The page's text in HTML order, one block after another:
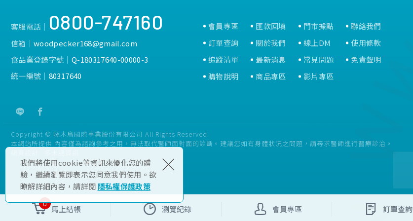
我們將使用cookie等資訊來優化您的體
驗，繼續瀏覽即表示您同意我們使用。欲
瞭解詳細內容，請詳閱 隱私權保護政策
×
客服電話│ 0800-747160
信箱│woodpecker168@gmail.com
食品業登錄字號│ Q-180317640-00000-3
統一編號│ 80317640
會員專區
訂單查詢
追蹤清單
購物說明
匯款回填
關於我們
最新消息
商品專區
門市據點
線上DM
常見問題
影片專區
聯絡我們
使用條款
免責聲明
Copyright © 啄木鳥國際事業股份有限公司 All Rights Reserved.
本網站所提供 內容僅為諮詢參考之用，無法取代醫師面對面的診斷。建議您如有身體狀況之問題，請尋求醫師進行醫療診治。
0
馬上結帳 瀏覽紀錄 會員專區 訂單查詢